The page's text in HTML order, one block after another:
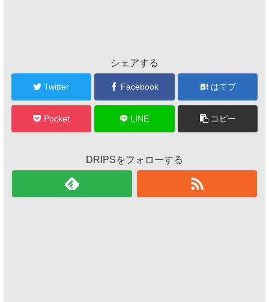
シェアする
Twitter Facebook はてブ
Pocket LINE コピー
DRIPSをフォローする